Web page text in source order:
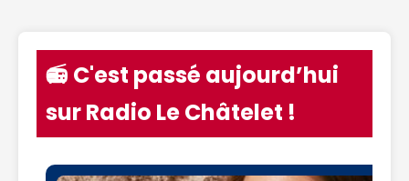
📻 C'est passé aujourd’hui
sur Radio Le Châtelet !